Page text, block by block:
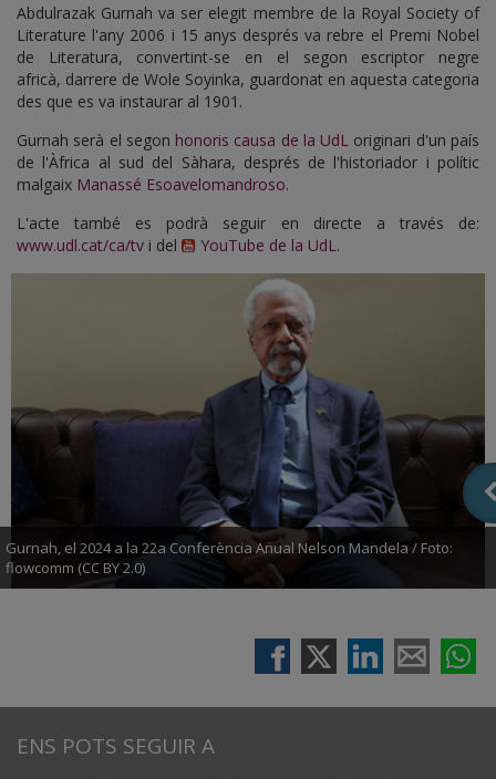
Abdulrazak Gurnah va ser elegit membre de la Royal Society of
Literature l'any 2006 i 15 anys després va rebre el Premi Nobel
de Literatura, convertint-se en el segon escriptor negre
africà, darrere de Wole Soyinka, guardonat en aquesta categoria
des que es va instaurar al 1901.
Gurnah serà el segon honoris causa de la UdL originari d'un país
de l'Àfrica al sud del Sàhara, després de l'historiador i polític
malgaix Manassé Esoavelomandroso.
L'acte també es podrà seguir en directe a través de:
www.udl.cat/ca/tv i del YouTube de la UdL .
Gurnah, el 2024 a la 22a Conferència Anual Nelson Mandela / Foto:
flowcomm (CC BY 2.0)
ENS POTS SEGUIR A